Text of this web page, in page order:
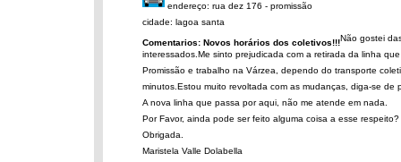
endereço: rua dez 176 - promissão
cidade: lagoa santa
Comentarios: Novos horários dos coletivos!!!Não gostei
interessados.Me sinto prejudicada com a retirada da linha
Promissão e trabalho na Várzea, dependo do transporte
minutos.Estou muito revoltada com as mudanças, diga-se de
A nova linha que passa por aqui, não me atende em nada.
Por Favor, ainda pode ser feito alguma coisa a esse respeito?
Obrigada.
Maristela Valle Dolabella